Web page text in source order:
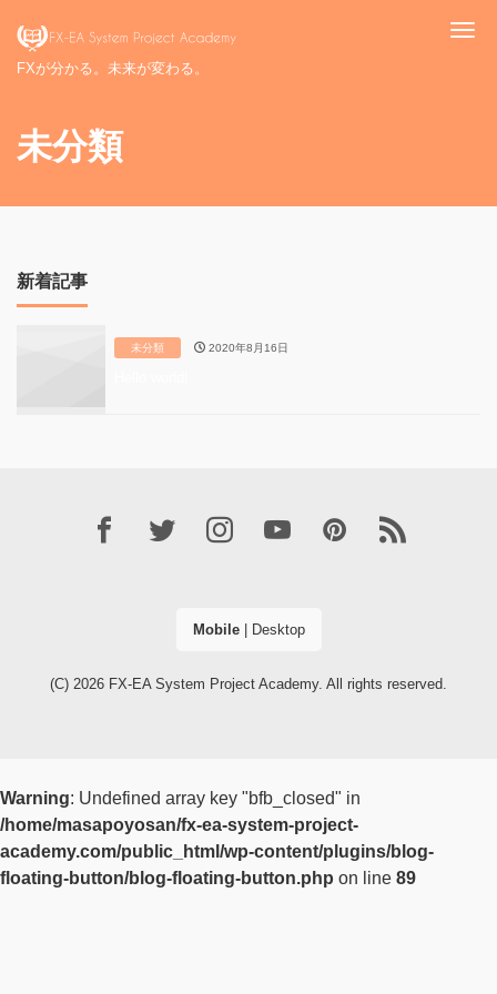
FXが分かる。未来が変わる。
未分類
新着記事
未分類 2020年8月16日
Mobile| Desktop
(C) 2026 FX-EA System Project Academy. All rights reserved.
Warning: Undefined array key "bfb_closed" in
/home/masapoyosan/fx-ea-system-project-
academy.com/public_html/wp-content/plugins/blog-
floating-button/blog-floating-button.php on line 89